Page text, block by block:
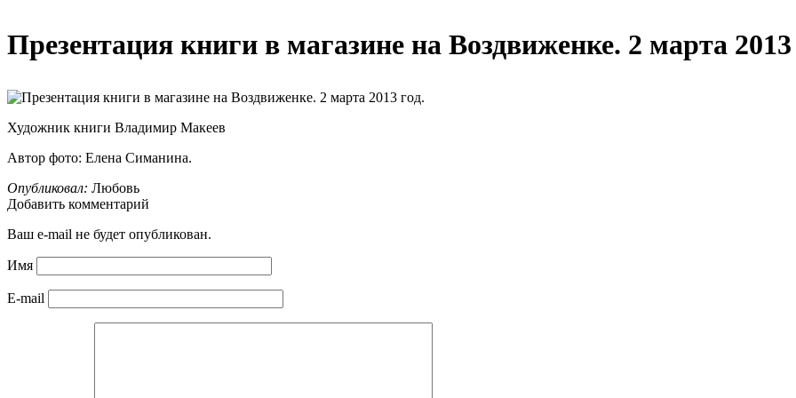
Презентация книги в магазине на Воздвиженке. 2 марта 2013
Художник книги Владимир Макеев
Автор фото: Елена Симанина.
Опубликовал: Любовь
Добавить комментарий
Ваш e-mail не будет опубликован.
Имя
E-mail